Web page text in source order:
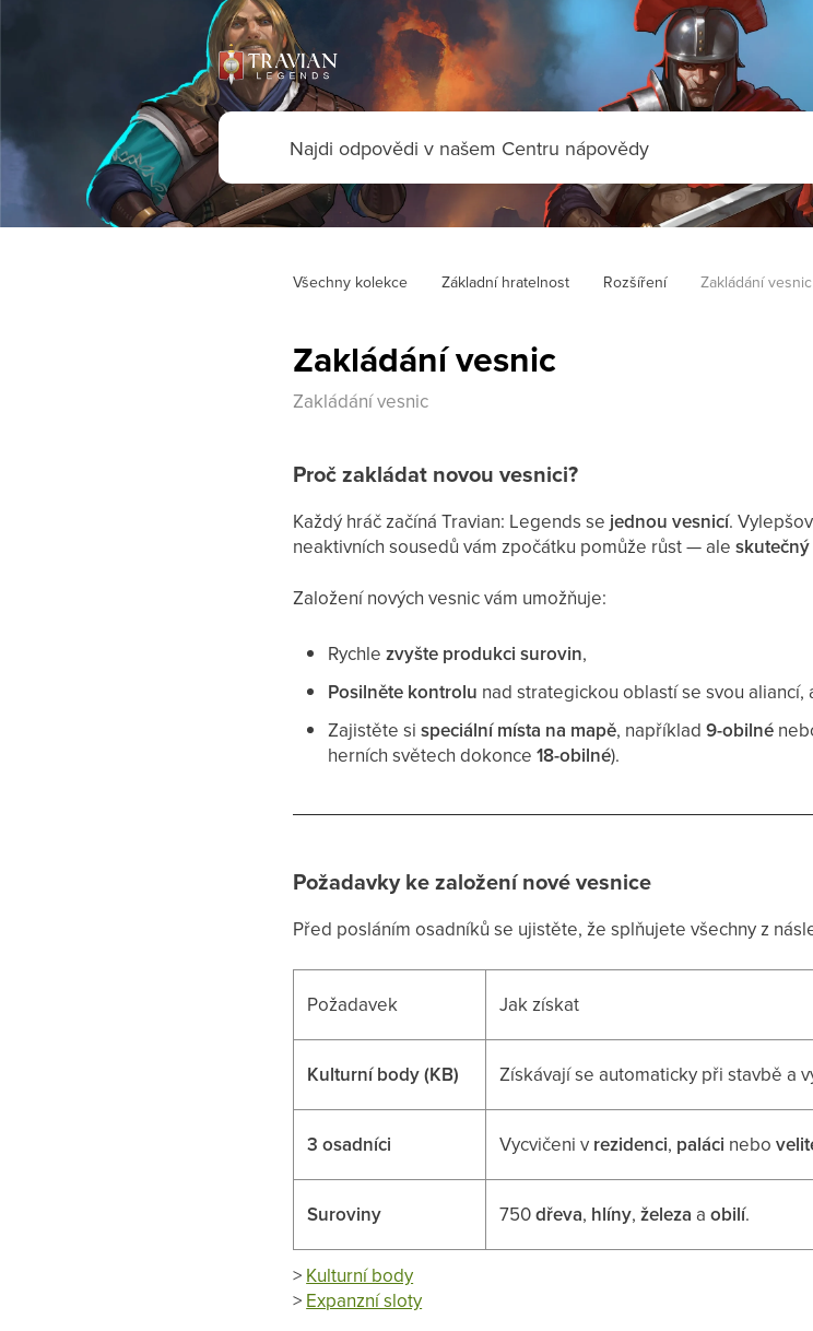
Všechny kolekce Základní hratelnost Rozšíření Zakládání vesnic
Zakládání vesnic
Zakládání vesnic
Proč zakládat novou vesnici?
Každý hráč začíná Travian: Legends se jednou vesnicí.
neaktivních sousedů vám zpočátku pomůže růst — ale
Založení nových vesnic vám umožňuje:
Rychlezvyšte produkci surovin,
Posilněte kontrolu nad strategickou oblastí se svou aliancí,
Zajistěte sispeciální místa na mapě, například9-obilné
herních světech dokonce18-obilné).
Požadavky ke založení nové vesnice
Před posláním osadníků se ujistěte, že splňujete všechny z
Požadavek Jak získat
Kulturní body (KB) Získávají se automaticky při stavbě a
3 osadníci Vycvičeni v rezidenci, paláci nebo
Suroviny 750dřeva, hlíny,železa aobilí.
> Kulturní body
> Expanzní sloty